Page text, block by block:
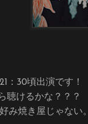
：30頃出演です！
聴けるかな？？？
み焼き屋じゃない。